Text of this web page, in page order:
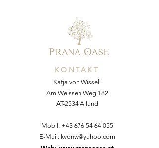
KONTAKT
Katja von Wissell
Am Weissen Weg 182
AT-2534 Alland
Mobil: +43 676 54 64 055
E-Mail: kvonw@yahoo.com